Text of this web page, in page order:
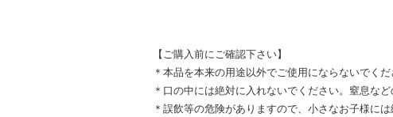
【ご購入前にご確認下さい】
＊本品を本来の用途以外でご使用にならないでくだ
＊口の中には絶対に入れないでください。窒息など
＊誤飲等の危険がありますので、小さなお子様には